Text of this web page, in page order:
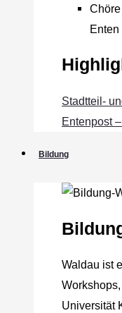
Chöre
Enten
Stadtteil-
Entenpost
Bildung
Waldau ist
Universität